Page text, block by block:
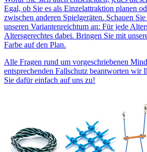
Egal, ob Sie es als Einzelattraktion planen
zwischen anderen Spielgeräten. Schauen
unseren Variantenreichtum an: Für jede
Altersgerechtes dabei. Bringen Sie mit
Farbe auf den Plan.
Alle Fragen rund um vorgeschriebenen
entsprechenden Fallschutz beantworten wir
Sie dafür einfach auf uns zu!